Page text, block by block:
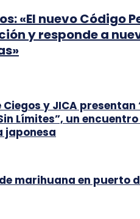
«El nuevo Código
y responde a
y JICA presentan
Límites”, un
japonesa
marihuana en puerto